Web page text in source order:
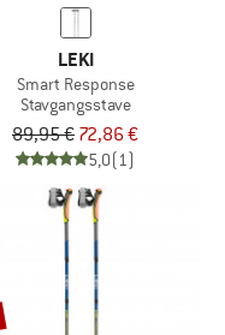
LEKI
Smart Response
Stavgangsstave
89,95 € 72,86 €
5,0(1)